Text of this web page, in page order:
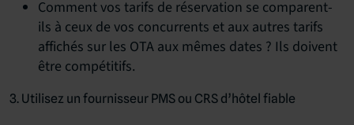
Comment vos tarifs de réservation se comparent-
ils à ceux de vos concurrents et aux autres tarifs
affichés sur les OTA aux mêmes dates ? Ils doivent
être compétitifs.
3. Utilisez un fournisseur PMS ou CRS d’hôtel fiable